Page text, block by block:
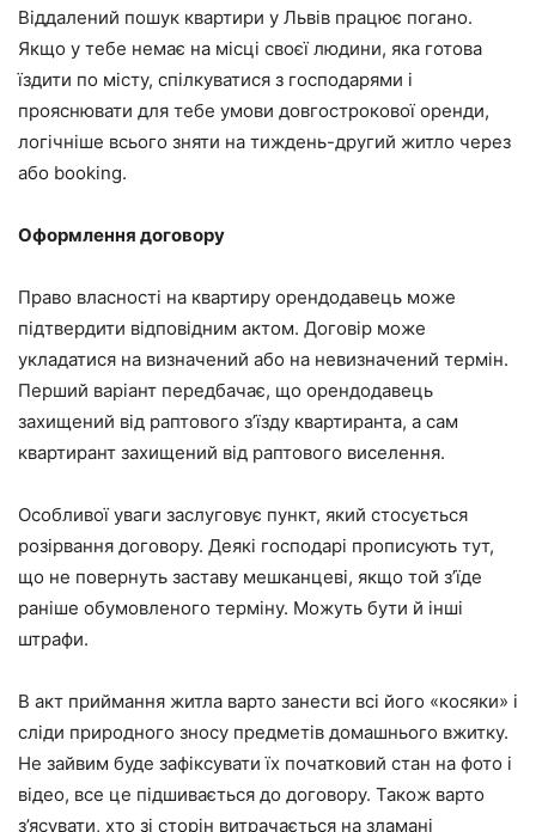
Віддалений пошук квартири у Львів працює погано.
Якщо у тебе немає на місці своєї людини, яка готова
їздити по місту, спілкуватися з господарями і
прояснювати для тебе умови довгострокової оренди,
логічніше всього зняти на тиждень-другий житло через
або booking.
Оформлення договору
Право власності на квартиру орендодавець може
підтвердити відповідним актом. Договір може
укладатися на визначений або на невизначений термін.
Перший варіант передбачає, що орендодавець
захищений від раптового з’їзду квартиранта, а сам
квартирант захищений від раптового виселення.
Особливої уваги заслуговує пункт, який стосується
розірвання договору. Деякі господарі прописують тут,
що не повернуть заставу мешканцеві, якщо той з’їде
раніше обумовленого терміну. Можуть бути й інші
штрафи.
В акт приймання житла варто занести всі його «косяки» і
сліди природного зносу предметів домашнього вжитку.
Не зайвим буде зафіксувати їх початковий стан на фото і
відео, все це підшивається до договору. Також варто
з’ясувати, хто зі сторін витрачається на зламані